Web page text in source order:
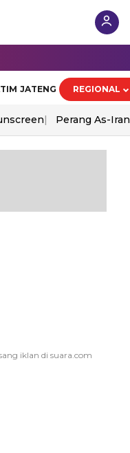
JATENG REGIONAL
Perang As-Iran